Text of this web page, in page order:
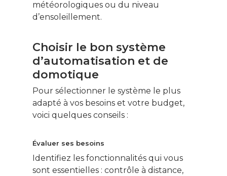
météorologiques ou du niveau
d’ensoleillement.
Choisir le bon système
d’automatisation et de
domotique
Pour sélectionner le système le plus
adapté à vos besoins et votre budget,
voici quelques conseils :
Évaluer ses besoins
Identifiez les fonctionnalités qui vous
sont essentielles : contrôle à distance,
Énergie
Smart Home
Gérer son
Jardin Animaux
Fiches pratiques